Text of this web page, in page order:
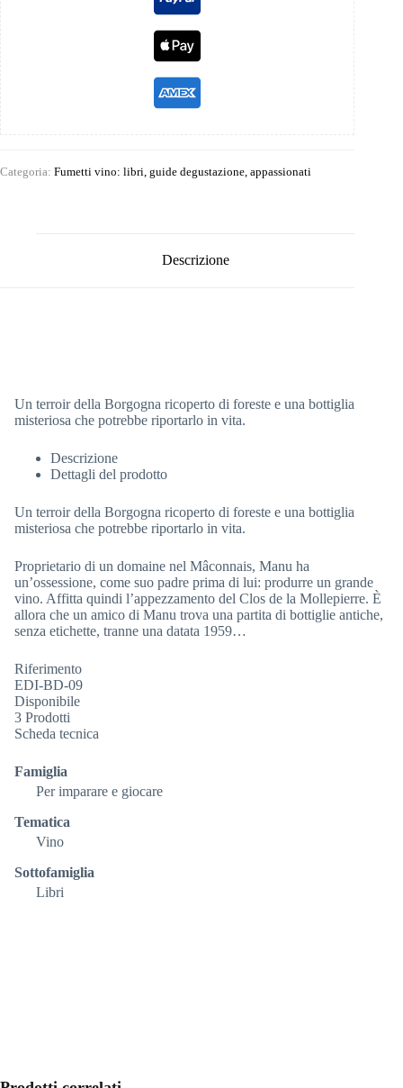
Categoria: Fumetti vino: libri, guide degustazione, appassionati
Descrizione
Un terroir della Borgogna ricoperto di foreste e una bottiglia
misteriosa che potrebbe riportarlo in vita.
Descrizione
Dettagli del prodotto
Un terroir della Borgogna ricoperto di foreste e una bottiglia
misteriosa che potrebbe riportarlo in vita.
Proprietario di un domaine nel Mâconnais, Manu ha
un’ossessione, come suo padre prima di lui: produrre un grande
vino. Affitta quindi l’appezzamento del Clos de la Mollepierre. È
allora che un amico di Manu trova una partita di bottiglie antiche,
senza etichette, tranne una datata 1959…
Riferimento
EDI-BD-09
Disponibile
3 Prodotti
Scheda tecnica
Famiglia
Per imparare e giocare
Tematica
Vino
Sottofamiglia
Libri